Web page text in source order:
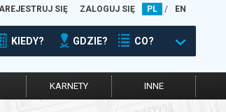
SIĘ ZALOGUJ SIĘ PL / EN
KIEDY? GDZIE? CO?
KARNETY INNE